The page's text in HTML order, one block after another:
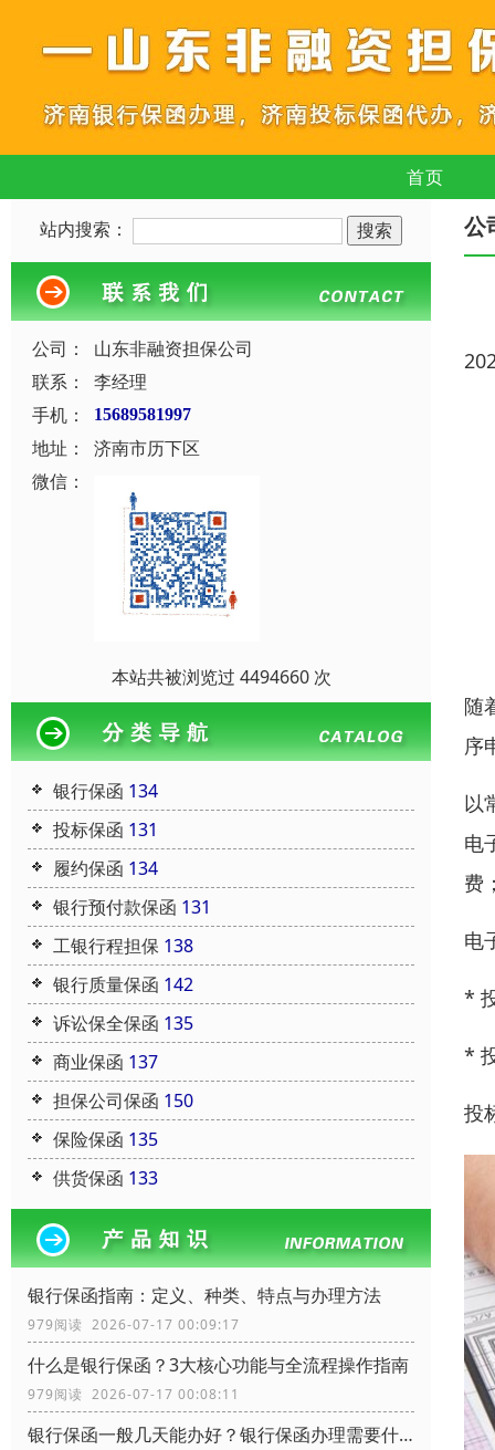
首页
站内搜索：
公司：
山东非融资担保公司
联系：
李经理
手机：
15689581997
地址：
济南市历下区
微信：
本站共被浏览过 4494660 次
银行保函 134
投标保函 131
履约保函 134
银行预付款保函 131
工银行程担保 138
银行质量保函 142
诉讼保全保函 135
商业保函 137
担保公司保函 150
保险保函 135
供货保函 133
银行保函指南：定义、种类、特点与办理方法
979阅读 2026-07-17 00:09:17
什么是银行保函？3大核心功能与全流程操作指南
979阅读 2026-07-17 00:08:11
银行保函一般几天能办好？银行保函办理需要什么资料？
公
随
序
以
电
费
电
*
*
投